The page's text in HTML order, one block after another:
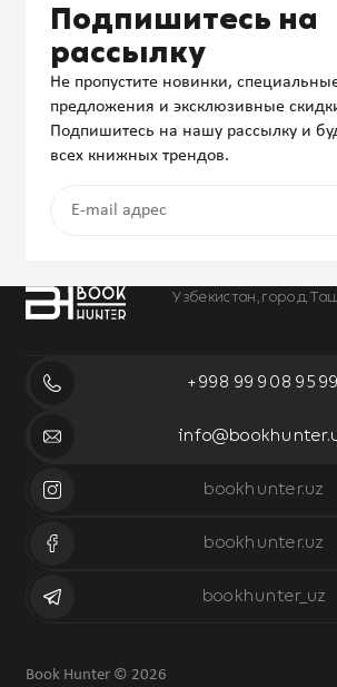
Узбекистан, город
+998 99 908 95 99
bookhunter.uz
bookhunter.uz
bookhunter_uz
Подпишитесь на
рассылку
Не пропустите новинки,
предложения и эксклюзивные
Подпишитесь на нашу рассылку и
всех книжных трендов.
Book Hunter © 2026